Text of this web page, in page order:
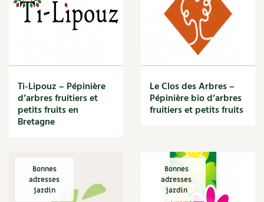
Ti-Lipouz – Pépinière
d’arbres fruitiers et
petits fruits en
Bretagne
Le Clos des Arbres –
Pépinière bio d’arbres
fruitiers et petits fruits
Bonnes
adresses
jardin
Bonnes
adresses
jardin